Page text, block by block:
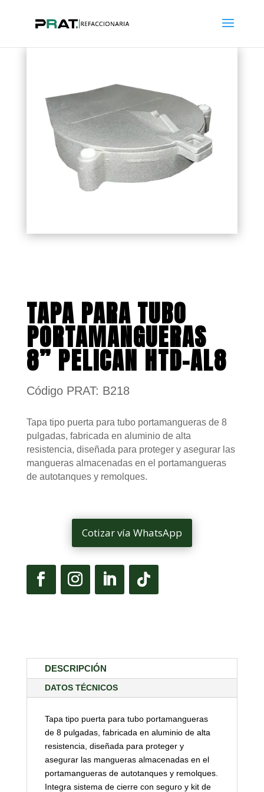
TAPA PARA TUBO
PORTAMANGUERAS
8” PELICAN HTD-AL8
Código PRAT: B218
Tapa tipo puerta para tubo portamangueras de 8
pulgadas, fabricada en aluminio de alta
resistencia, diseñada para proteger y asegurar las
mangueras almacenadas en el portamangueras
de autotanques y remolques.
Cotizar vía WhatsApp
DESCRIPCIÓN
DATOS TÉCNICOS
Tapa tipo puerta para tubo portamangueras
de 8 pulgadas, fabricada en aluminio de alta
resistencia, diseñada para proteger y
asegurar las mangueras almacenadas en el
portamangueras de autotanques y remolques.
Integra sistema de cierre con seguro y kit de